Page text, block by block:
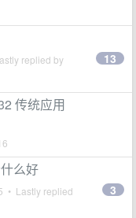
replied by 13
传统应用
么好
• Lastly replied
3